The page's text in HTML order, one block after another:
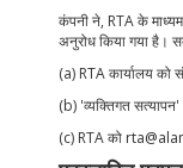
कंपनी ने, RTA के
अनुरोध किया गया है।
(a) RTA कार्यालय को
(b) 'व्यक्तिगत सत्यापन'
(c) RTA को